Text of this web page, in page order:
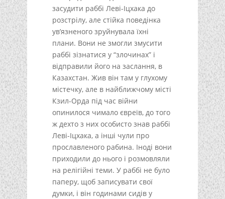
засудити раббі Леві-Іцхака до
розстрілу, але стійка поведінка
ув’язненого зруйнувала їхні
плани. Вони не змогли змусити
раббі зізнатися у “злочинах” і
відправили його на заслання, в
Казахстан. Жив він там у глухому
містечку, але в найближчому місті
Кзил-Орда під час війни
опинилося чимало євреїв, до того
ж дехто з них особисто знав раббі
Леві-Іцхака, а інші чули про
прославленого рабина. Іноді вони
приходили до нього і розмовляли
на релігійні теми. У раббі не було
паперу, щоб записувати свої
думки, і він годинами сидів у